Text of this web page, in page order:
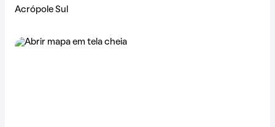
Acrópole Sul